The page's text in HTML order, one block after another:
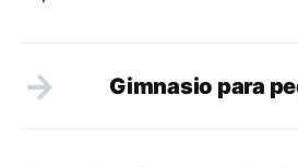
Gimnasio para